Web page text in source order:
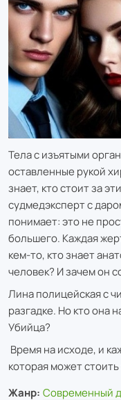
Тела с изъятыми
оставленные рукой
знает, кто стоит за
судмедэксперт с
понимает: это не
большего. Каждая
кем-то, кто знает
человек? И зачем он
Лина полицейская с
разгадке. Но кто она
Убийца?
Время на исходе, и
которая может
Жанр: Современный